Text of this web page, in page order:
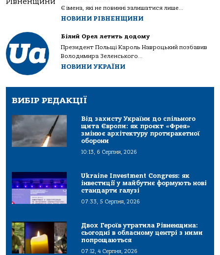
Є імена, які не повинні залишатися лише...
НОВИНИ РІВНЕНЩИНИ
Білий Орел летить додому
Президент Польщі Кароль Навроцький позбавив
Володимира Зеленського...
НОВИНИ УКРАЇНИ
ВИБІР РЕДАКЦІЇ
Від захисту України до спільного
щита Європи: як проєкт «Фрея»
змінює архітектуру протиракетної
оборони
10:13, 6 Серпня, 2026
Ukraine Investment Congress: як
інвестиції у майбутнє формують нові
стандарти галузі
07:33, 5 Серпня, 2026
Двох Героїв утратила Рівненщина:
сьогодні в обласному центрі з ними
попрощаються
07:12, 4 Серпня, 2026